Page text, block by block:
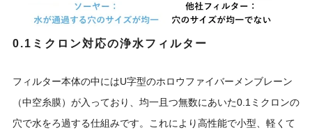
0.1ミクロン対応の浄水フィルター
フィルター本体の中にはU字型のホロウファイバーメンブレーン
（中空糸膜）が入っており、均一且つ無数にあいた0.1ミクロンの
穴で水をろ過する仕組みです。これにより高性能で小型、軽くて